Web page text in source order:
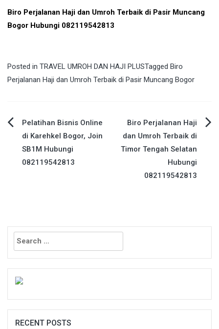
Biro Perjalanan Haji dan Umroh Terbaik di Pasir Muncang
Bogor Hubungi 082119542813
Posted in TRAVEL UMROH DAN HAJI PLUSTagged Biro
Perjalanan Haji dan Umroh Terbaik di Pasir Muncang Bogor
Post
navigation
Pelatihan Bisnis Online
di Karehkel Bogor, Join
SB1M Hubungi
082119542813
Biro Perjalanan Haji
dan Umroh Terbaik di
Timor Tengah Selatan
Hubungi
082119542813
Search
for:
RECENT POSTS